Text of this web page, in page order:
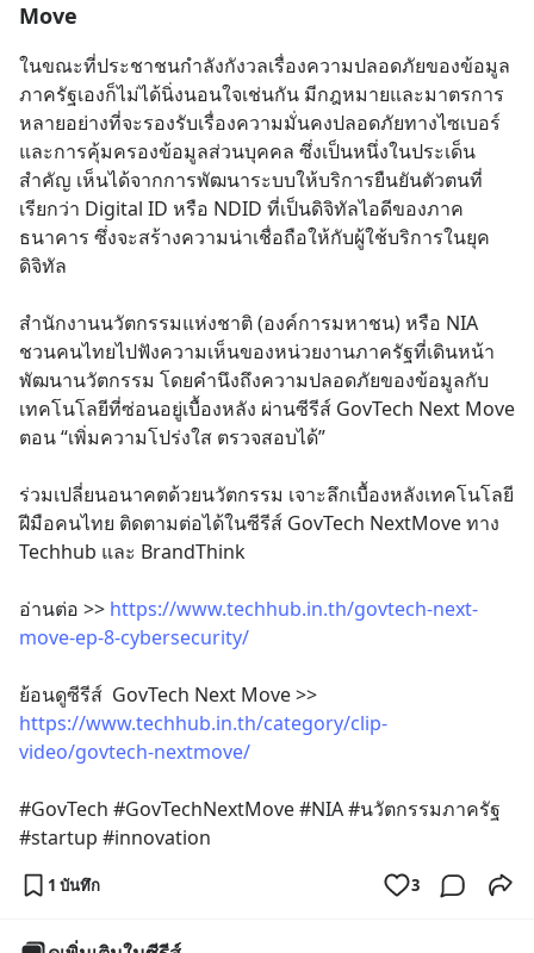
Move
ในขณะที่ประชาชนกำลังกังวลเรื่องความปลอดภัยของข้อมูล
ภาครัฐเองก็ไม่ได้นิ่งนอนใจเช่นกัน มีกฎหมายและมาตรการ
หลายอย่างที่จะรองรับเรื่องความมั่นคงปลอดภัยทางไซเบอร์
และการคุ้มครองข้อมูลส่วนบุคคล ซึ่งเป็นหนึ่งในประเด็น
สำคัญ เห็นได้จากการพัฒนาระบบให้บริการยืนยันตัวตนที่
เรียกว่า Digital ID หรือ NDID ที่เป็นดิจิทัลไอดีของภาค
ธนาคาร ซึ่งจะสร้างความน่าเชื่อถือให้กับผู้ใช้บริการในยุค
ดิจิทัล
สำนักงานนวัตกรรมแห่งชาติ (องค์การมหาชน) หรือ NIA
ชวนคนไทยไปฟังความเห็นของหน่วยงานภาครัฐที่เดินหน้า
พัฒนานวัตกรรม โดยคำนึงถึงความปลอดภัยของข้อมูลกับ
เทคโนโลยีที่ซ่อนอยู่เบื้องหลัง ผ่านซีรีส์ GovTech Next Move
ตอน “เพิ่มความโปร่งใส ตรวจสอบได้”
ร่วมเปลี่ยนอนาคตด้วยนวัตกรรม เจาะลึกเบื้องหลังเทคโนโลยี
ฝีมือคนไทย ติดตามต่อได้ในซีรีส์ GovTech NextMove ทาง
Techhub และ BrandThink
อ่านต่อ >> https://www.techhub.in.th/govtech-next-
move-ep-8-cybersecurity/
https://www.techhub.in.th/category/clip-
video/govtech-nextmove/
#GovTech #GovTechNextMove #NIA #นวัตกรรมภาครัฐ
#startup #innovation
1 บันทึก 3